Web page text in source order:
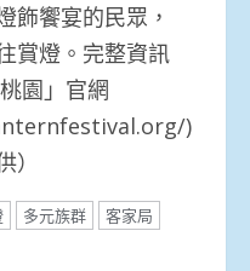
飾饗宴的民眾，
賞燈。完整資訊
園」官網
)
多元族群
客家局